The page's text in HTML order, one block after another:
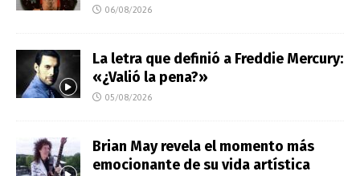
06/08/2026
La letra que definió a Freddie Mercury:
«¿Valió la pena?»
05/08/2026
Brian May revela el momento más
emocionante de su vida artística